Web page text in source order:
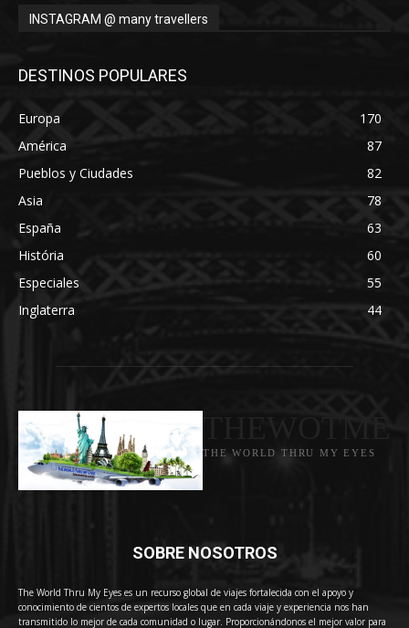
INSTAGRAM @ many travellers
DESTINOS POPULARES
Europa
170
América
87
Pueblos y Ciudades
82
Asia
78
España
63
História
60
Especiales
55
Inglaterra
44
THE WORLD THRU MY EYES
SOBRE NOSOTROS
The World Thru My Eyes es un recurso global de viajes fortalecida con el apoyo y
conocimiento de cientos de expertos locales que en cada viaje y experiencia nos han
transmitido lo mejor de cada comunidad o lugar. Proporcionándonos el mejor valor para